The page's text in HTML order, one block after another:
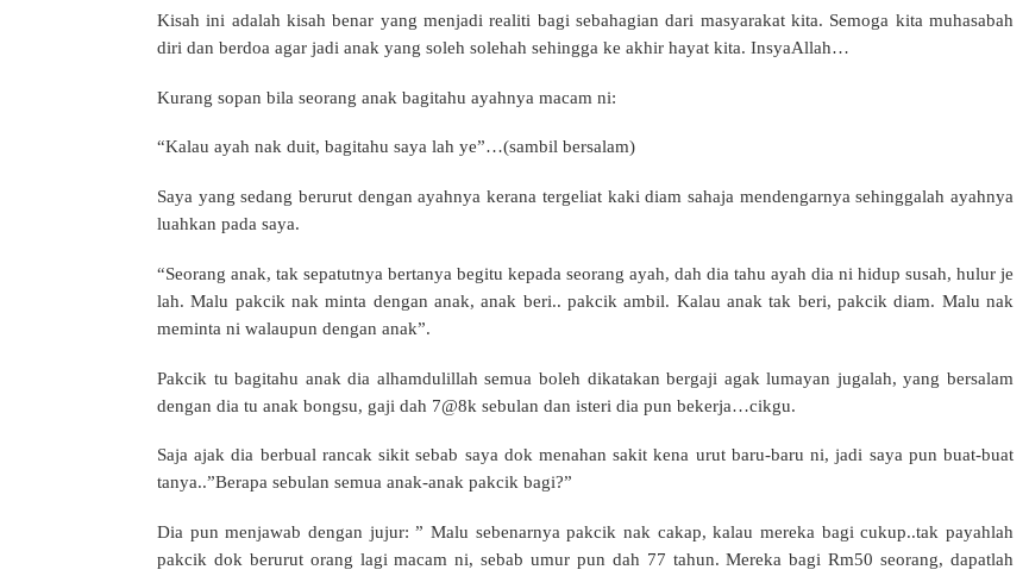
Kisah ini adalah kisah benar yang menjadi realiti bagi sebahagian dari masyarakat kita. Semoga kita muhasabah
diri dan berdoa agar jadi anak yang soleh solehah sehingga ke akhir hayat kita. InsyaAllah…
Kurang sopan bila seorang anak bagitahu ayahnya macam ni:
“Kalau ayah nak duit, bagitahu saya lah ye”…(sambil bersalam)
Saya yang sedang berurut dengan ayahnya kerana tergeliat kaki diam sahaja mendengarnya sehinggalah ayahnya
luahkan pada saya.
“Seorang anak, tak sepatutnya bertanya begitu kepada seorang ayah, dah dia tahu ayah dia ni hidup susah, hulur je
lah. Malu pakcik nak minta dengan anak, anak beri.. pakcik ambil. Kalau anak tak beri, pakcik diam. Malu nak
meminta ni walaupun dengan anak”.
Pakcik tu bagitahu anak dia alhamdulillah semua boleh dikatakan bergaji agak lumayan jugalah, yang bersalam
dengan dia tu anak bongsu, gaji dah 7@8k sebulan dan isteri dia pun bekerja…cikgu.
Saja ajak dia berbual rancak sikit sebab saya dok menahan sakit kena urut baru-baru ni, jadi saya pun buat-buat
tanya..”Berapa sebulan semua anak-anak pakcik bagi?”
Dia pun menjawab dengan jujur: ” Malu sebenarnya pakcik nak cakap, kalau mereka bagi cukup..tak payahlah
pakcik dok berurut orang lagi macam ni, sebab umur pun dah 77 tahun. Mereka bagi Rm50 seorang, dapatlah